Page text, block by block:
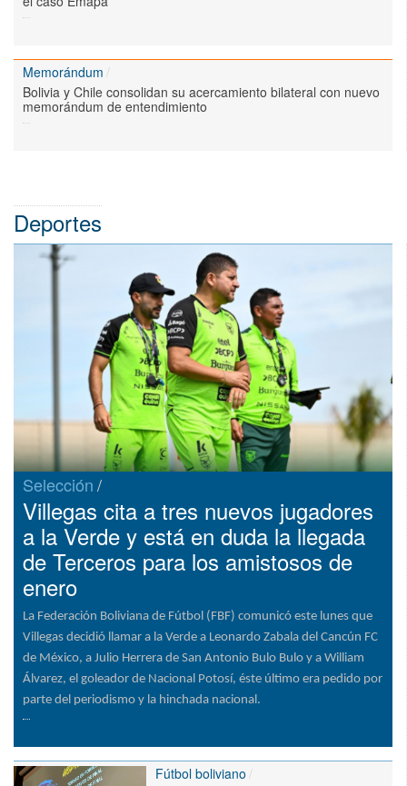
Memorándum
Bolivia y Chile consolidan su acercamiento bilateral con nuevo
memorándum de entendimiento
Deportes
Selección
Villegas cita a tres nuevos jugadores
a la Verde y está en duda la llegada
de Terceros para los amistosos de
enero
La Federación Boliviana de Fútbol (FBF) comunicó este lunes que
Villegas decidió llamar a la Verde a Leonardo Zabala del Cancún FC
de México, a Julio Herrera de San Antonio Bulo Bulo y a William
Álvarez, el goleador de Nacional Potosí, éste último era pedido por
parte del periodismo y la hinchada nacional.
Fútbol boliviano